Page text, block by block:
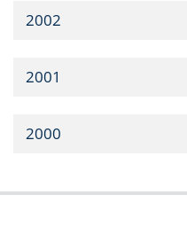
2002
2001
2000